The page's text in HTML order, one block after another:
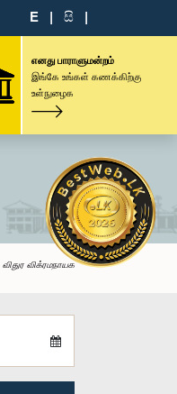
E | සි |
எனது பாராளுமன்றம்
இங்கே உங்கள் கணக்கிற்கு
உள்நுழைக
விதுர விக்ரமநாயக